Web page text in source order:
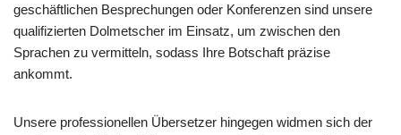
geschäftlichen Besprechungen oder Konferenzen sind unsere
qualifizierten Dolmetscher im Einsatz, um zwischen den
Sprachen zu vermitteln, sodass Ihre Botschaft präzise
ankommt.
Unsere professionellen Übersetzer hingegen widmen sich der